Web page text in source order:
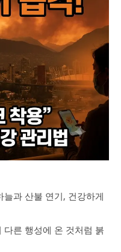
과 산불 연기, 건강하게
른 행성에 온 것처럼 붉